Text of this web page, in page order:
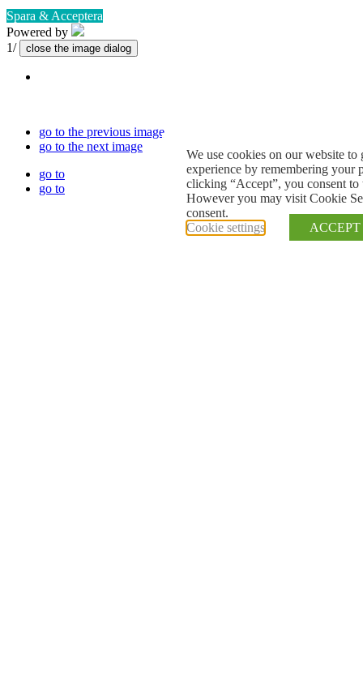
We use cookies on our website
experience by remembering your
clicking “Accept”, you consent
However you may visit Cookie
consent.
Cookie settings
ACCEPT
Spara & Acceptera
Powered by
1/
close the image dialog
go to the previous image
go to the next image
go to
go to